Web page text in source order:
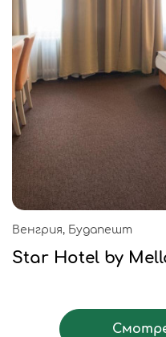
Венгрия, Будапешт
Star Hotel by